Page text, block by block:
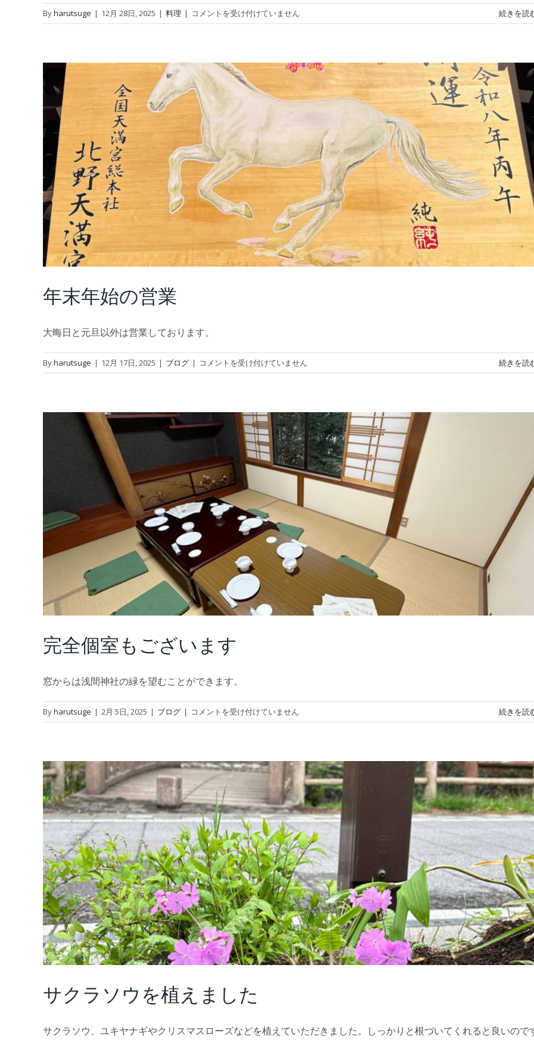
Byharutsuge | 12月 28日, 2025 | 料理 | 国
産
自
家
製
は
コメントを受け付けていません 続きを読
年末年始の営業
大晦日と元旦以外は営業しております。
Byharutsuge | 12月 17日, 2025 | ブログ | 年
末
営
コメントを受け付けていません 続きを読
完全個室もございます
窓からは浅間神社の緑を望むことができます。
Byharutsuge | 2月 5日, 2025 | ブログ | 完
全
も
ざ
い
ま
す
は
コメントを受け付けていません 続きを読
サクラソウを植えました
サクラソウ、ユキヤナギやクリスマスローズなどを植えていただきました。しっかりと根づいてくれると良いので